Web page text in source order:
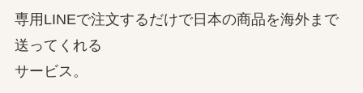
専用LINEで注文するだけで日本の商品を海外まで
送ってくれる
サービス。